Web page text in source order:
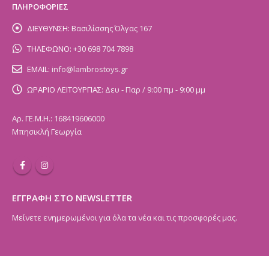
ΠΛΗΡΟΦΟΡΙΕΣ
ΔΙΕΥΘΥΝΣΗ: Βασιλίσσης Όλγας 167
ΤΗΛΕΦΩΝΟ: +30 698 704 7898
EMAIL: info@lambrostoys.gr
ΩΡΑΡΙΟ ΛΕΙΤΟΥΡΓΙΑΣ: Δευ - Παρ / 9:00 πμ - 9:00 μμ
Αρ. ΓΕ.Μ.Η.: 168419606000
Μπησικλή Γεωργία
ΕΓΓΡΑΦΗ ΣΤΟ NEWSLETTER
Μείνετε ενημερωμένοι για όλα τα νέα και τις προσφορές μας.